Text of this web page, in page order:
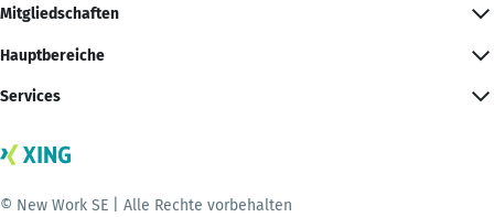
Mitgliedschaften
Hauptbereiche
Services
© New Work SE | Alle Rechte vorbehalten